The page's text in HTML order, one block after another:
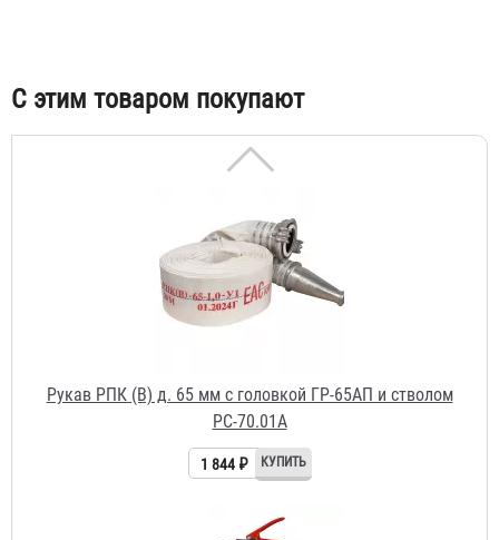
С этим товаром покупают
Рукав РПК (В) д. 65 мм с головкой ГР-65АП и стволом
РС-70.01А
1 844 ₽